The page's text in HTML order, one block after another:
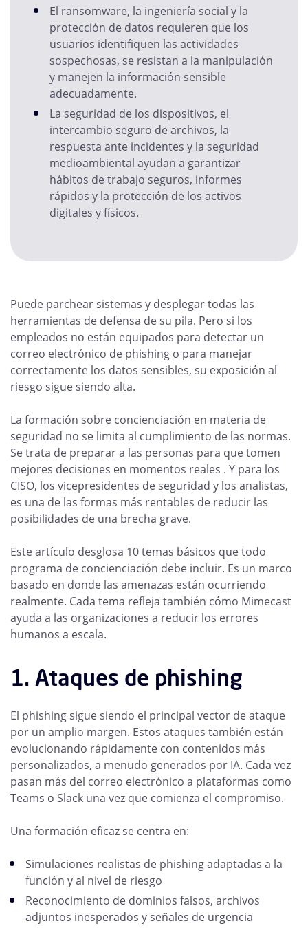
El ransomware, la ingeniería social y la
protección de datos requieren que los
usuarios identifiquen las actividades
sospechosas, se resistan a la manipulación
y manejen la información sensible
adecuadamente.
La seguridad de los dispositivos, el
intercambio seguro de archivos, la
respuesta ante incidentes y la seguridad
medioambiental ayudan a garantizar
hábitos de trabajo seguros, informes
rápidos y la protección de los activos
digitales y físicos.
Puede parchear sistemas y desplegar todas las
herramientas de defensa de su pila. Pero si los
empleados no están equipados para detectar un
correo electrónico de phishing o para manejar
correctamente los datos sensibles, su exposición al
riesgo sigue siendo alta.
La formación sobre concienciación en materia de
seguridad no se limita al cumplimiento de las normas.
Se trata de preparar a las personas para que tomen
mejores decisiones en momentos reales . Y para los
CISO, los vicepresidentes de seguridad y los analistas,
es una de las formas más rentables de reducir las
posibilidades de una brecha grave.
Este artículo desglosa 10 temas básicos que todo
programa de concienciación debe incluir. Es un marco
basado en donde las amenazas están ocurriendo
realmente. Cada tema refleja también cómo Mimecast
ayuda a las organizaciones a reducir los errores
humanos a escala.
1. Ataques de phishing
El phishing sigue siendo el principal vector de ataque
por un amplio margen. Estos ataques también están
evolucionando rápidamente con contenidos más
personalizados, a menudo generados por IA. Cada vez
pasan más del correo electrónico a plataformas como
Teams o Slack una vez que comienza el compromiso.
Una formación eficaz se centra en:
Simulaciones realistas de phishing adaptadas a la
función y al nivel de riesgo
Reconocimiento de dominios falsos, archivos
adjuntos inesperados y señales de urgencia